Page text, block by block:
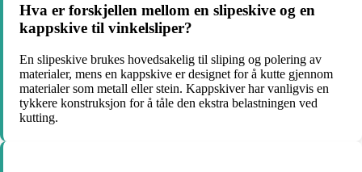
Hva er forskjellen mellom en slipeskive og en
kappskive til vinkelsliper?
En slipeskive brukes hovedsakelig til sliping og polering av
materialer, mens en kappskive er designet for å kutte gjennom
materialer som metall eller stein. Kappskiver har vanligvis en
tykkere konstruksjon for å tåle den ekstra belastningen ved
kutting.